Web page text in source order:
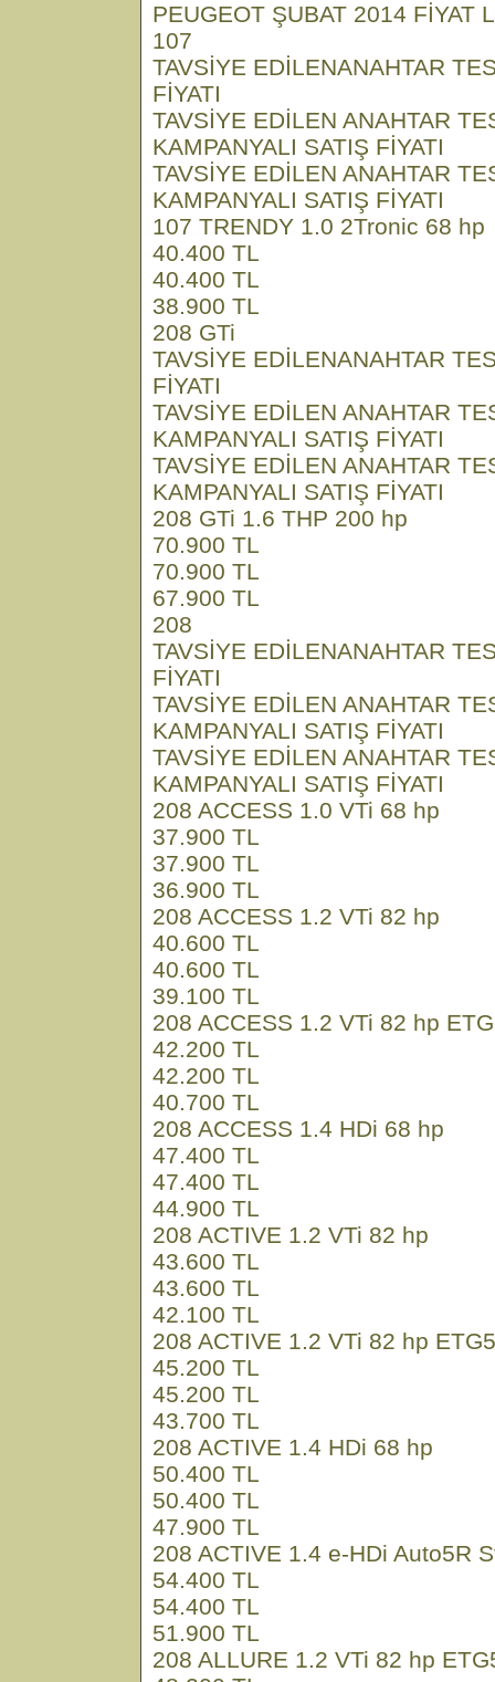
PEUGEOT ŞUBAT 2014 FİYAT
107
TAVSİYE EDİLENANAHTAR
FİYATI
TAVSİYE EDİLEN ANAHTAR
KAMPANYALI SATIŞ FİYATI
TAVSİYE EDİLEN ANAHTAR
KAMPANYALI SATIŞ FİYATI
107 TRENDY 1.0 2Tronic 68 hp
40.400 TL
40.400 TL
38.900 TL
208 GTi
TAVSİYE EDİLENANAHTAR
FİYATI
TAVSİYE EDİLEN ANAHTAR
KAMPANYALI SATIŞ FİYATI
TAVSİYE EDİLEN ANAHTAR
KAMPANYALI SATIŞ FİYATI
208 GTi 1.6 THP 200 hp
70.900 TL
70.900 TL
67.900 TL
208
TAVSİYE EDİLENANAHTAR
FİYATI
TAVSİYE EDİLEN ANAHTAR
KAMPANYALI SATIŞ FİYATI
TAVSİYE EDİLEN ANAHTAR
KAMPANYALI SATIŞ FİYATI
208 ACCESS 1.0 VTi 68 hp
37.900 TL
37.900 TL
36.900 TL
208 ACCESS 1.2 VTi 82 hp
40.600 TL
40.600 TL
39.100 TL
208 ACCESS 1.2 VTi 82 hp
42.200 TL
42.200 TL
40.700 TL
208 ACCESS 1.4 HDi 68 hp
47.400 TL
47.400 TL
44.900 TL
208 ACTIVE 1.2 VTi 82 hp
43.600 TL
43.600 TL
42.100 TL
208 ACTIVE 1.2 VTi 82 hp ETG5
45.200 TL
45.200 TL
43.700 TL
208 ACTIVE 1.4 HDi 68 hp
50.400 TL
50.400 TL
47.900 TL
208 ACTIVE 1.4 e-HDi Auto5R
54.400 TL
54.400 TL
51.900 TL
208 ALLURE 1.2 VTi 82 hp